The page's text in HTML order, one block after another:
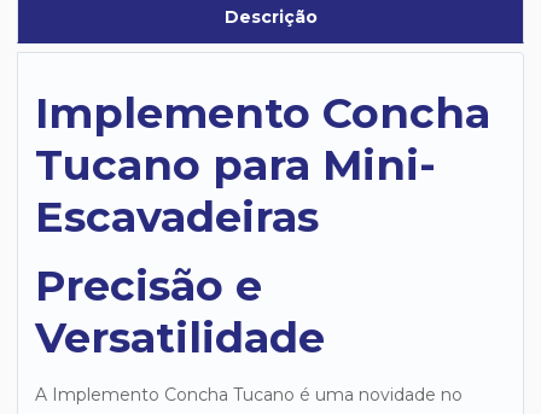
Descrição
Implemento Concha
Tucano para Mini-
Escavadeiras
Precisão e
Versatilidade
A Implemento Concha Tucano é uma novidade no